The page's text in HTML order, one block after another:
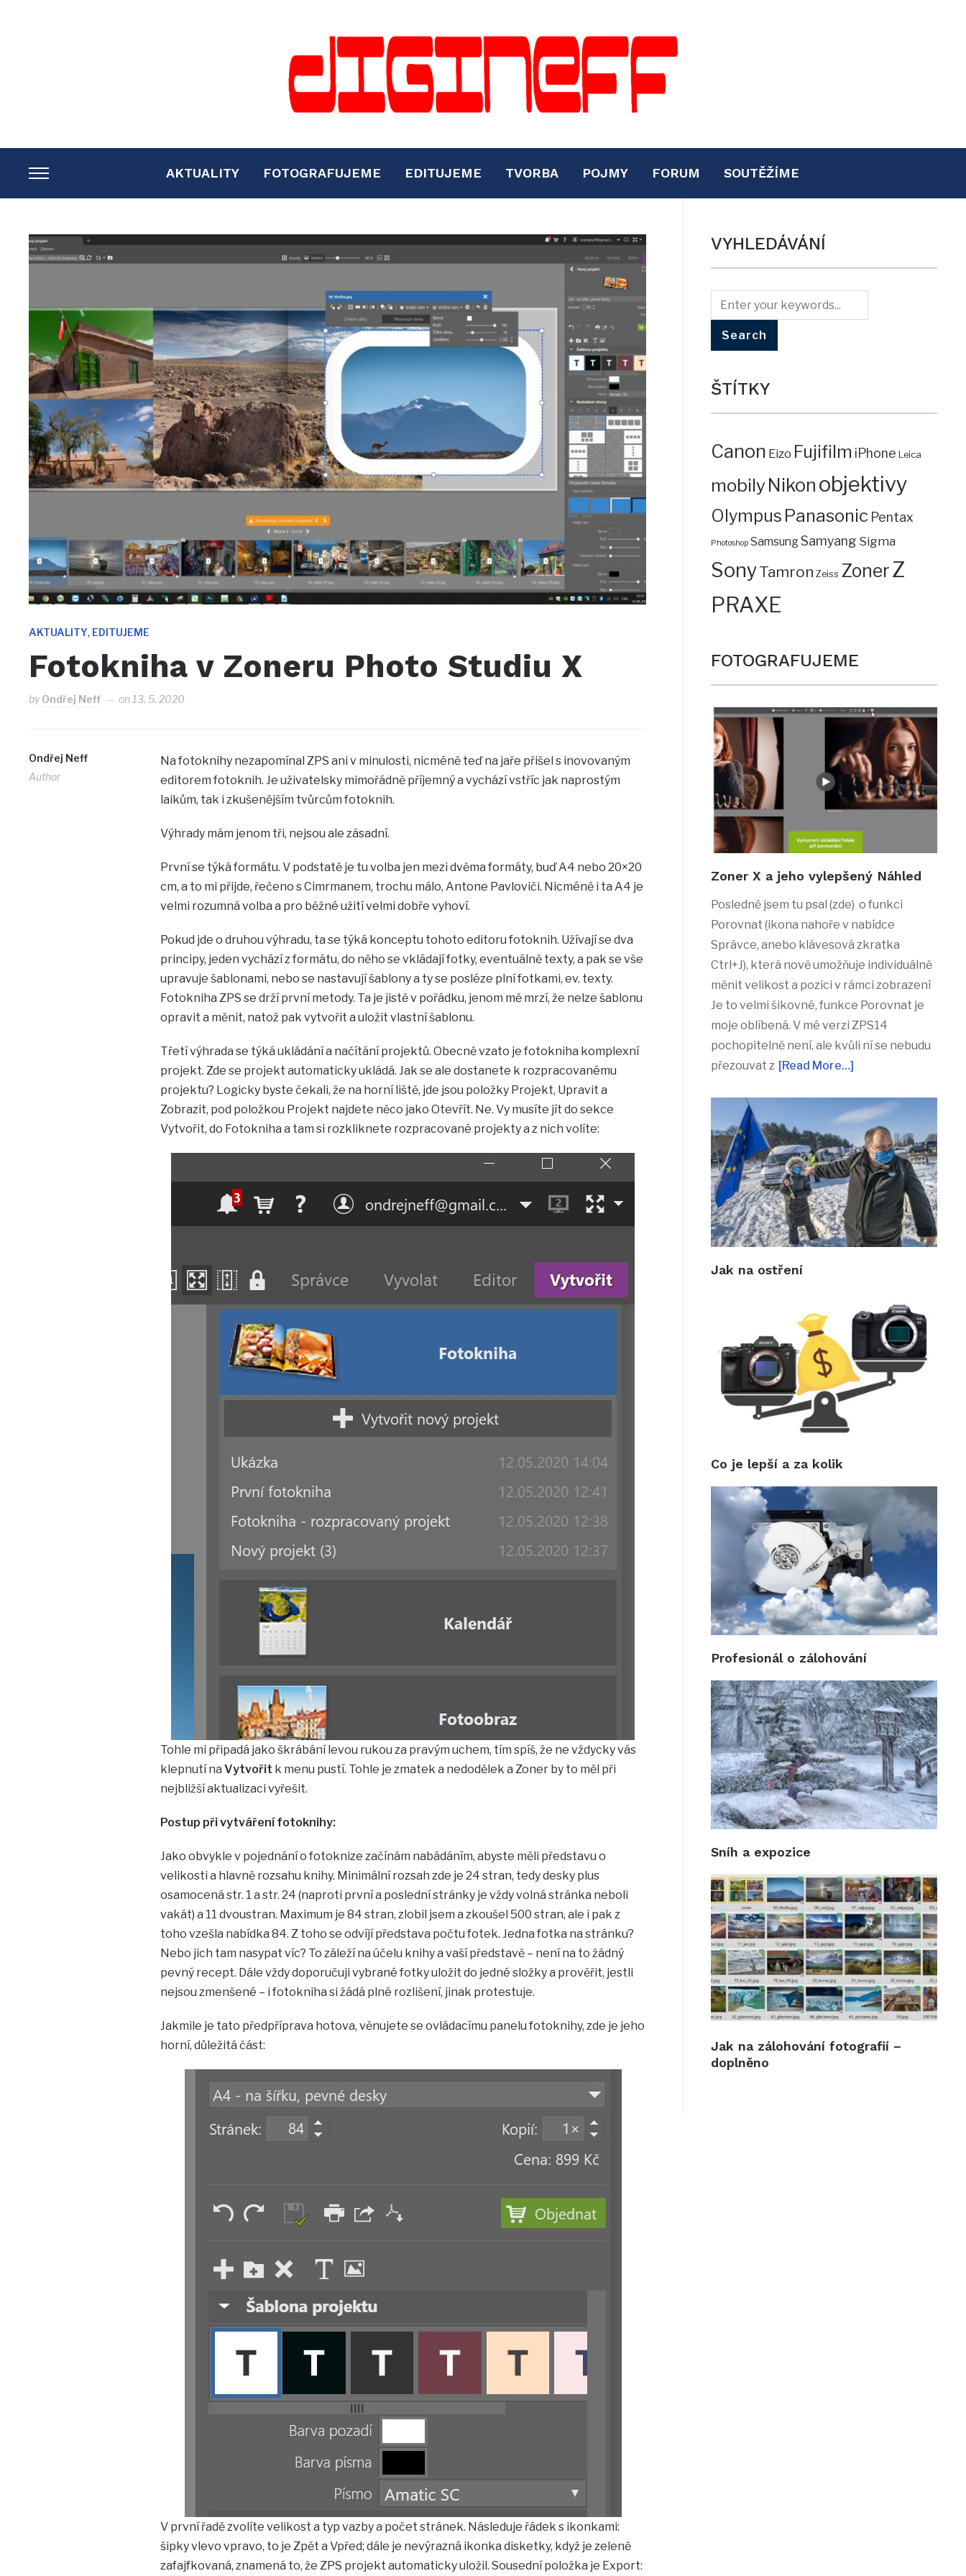
TOGGLE
SIDEBAR
NAVIGATION
AKTUALITY FOTOGRAFUJEME EDITUJEME TVORBA POJMY FORUM SOUTĚŽÍME
AKTUALITY, EDITUJEME
Fotokniha v Zoneru Photo Studiu X
byOndřej Neff on 13. 5. 2020
Ondřej Neff
Author
Na fotoknihy nezapomínal ZPS ani v minulosti, nicméně teď na jaře přišel s inovovaným
editorem fotoknih. Je uživatelsky mimořádně příjemný a vychází vstříc jak naprostým
laikům, tak i zkušenějším tvůrcům fotoknih.
Výhrady mám jenom tři, nejsou ale zásadní.
První se týká formátu. V podstatě je tu volba jen mezi dvěma formáty, buď A4 nebo 20×20
cm, a to mi přijde, řečeno s Cimrmanem, trochu málo, Antone Pavloviči. Nicméně i ta A4 je
velmi rozumná volba a pro běžné užití velmi dobře vyhoví.
Pokud jde o druhou výhradu, ta se týká konceptu tohoto editoru fotoknih. Užívají se dva
principy, jeden vychází z formátu, do něho se vkládají fotky, eventuálně texty, a pak se vše
upravuje šablonami, nebo se nastavují šablony a ty se posléze plní fotkami, ev. texty.
Fotokniha ZPS se drží první metody. Ta je jistě v pořádku, jenom mě mrzí, že nelze šablonu
opravit a měnit, natož pak vytvořit a uložit vlastní šablonu.
Třetí výhrada se týká ukládání a načítání projektů. Obecně vzato je fotokniha komplexní
projekt. Zde se projekt automaticky ukládá. Jak se ale dostanete k rozpracovanému
projektu? Logicky byste čekali, že na horní liště, jde jsou položky Projekt, Upravit a
Zobrazit, pod položkou Projekt najdete něco jako Otevřít. Ne. Vy musíte jít do sekce
Vytvořit, do Fotokniha a tam si rozkliknete rozpracované projekty a z nich volíte:
Tohle mi připadá jako škrábání levou rukou za pravým uchem, tím spíš, že ne vždycky vás
klepnutí na Vytvořit k menu pustí. Tohle je zmatek a nedodělek a Zoner by to měl při
nejbližší aktualizaci vyřešit.
Postup při vytváření fotoknihy:
Jako obvykle v pojednání o fotoknize začínám nabádáním, abyste měli představu o
velikosti a hlavně rozsahu knihy. Minimální rozsah zde je 24 stran, tedy desky plus
osamocená str. 1 a str. 24 (naproti první a poslední stránky je vždy volná stránka neboli
vakát) a 11 dvoustran. Maximum je 84 stran, zlobil jsem a zkoušel 500 stran, ale i pak z
toho vzešla nabídka 84. Z toho se odvíjí představa počtu fotek. Jedna fotka na stránku?
Nebo jich tam nasypat víc? To záleží na účelu knihy a vaší představě – není na to žádný
pevný recept. Dále vždy doporučuji vybrané fotky uložit do jedné složky a prověřit, jestli
nejsou zmenšené – i fotokniha si žádá plné rozlišení, jinak protestuje.
Jakmile je tato předpříprava hotova, věnujete se ovládacímu panelu fotoknihy, zde je jeho
horní, důležitá část:
V první řadě zvolíte velikost a typ vazby a počet stránek. Následuje řádek s ikonkami:
šipky vlevo vpravo, to je Zpět a Vpřed; dále je nevýrazná ikonka disketky, když je zeleně
zafajfkovaná, znamená to, že ZPS projekt automaticky uložil. Sousední položka je Export:
VYHLEDÁVÁNÍ
ŠTÍTKY
Canon Eizo Fujifilm iPhone Leica
mobilyNikon objektivy
Olympus Panasonic Pentax
Photoshop SamsungSamyang Sigma
SonyTamron Zeiss ZonerZ
PRAXE
FOTOGRAFUJEME
Zoner X a jeho vylepšený Náhled
Posledně jsem tu psal (zde) o funkci
Porovnat (ikona nahoře v nabídce
Správce, anebo klávesová zkratka
Ctrl+J), která nově umožňuje individuálně
měnit velikost a pozici v rámci zobrazení
Je to velmi šikovné, funkce Porovnat je
moje oblíbená. V mé verzi ZPS14
pochopitelně není, ale kvůli ní se nebudu
přezouvat z [Read More…]
Jak na ostření
Co je lepší a za kolik
Profesionál o zálohování
Sníh a expozice
Jak na zálohování fotografií –
doplněno